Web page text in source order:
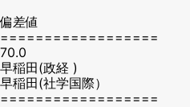
偏差値
==================
70.0
早稲田(政経 )
早稲田(社学国際）
==================